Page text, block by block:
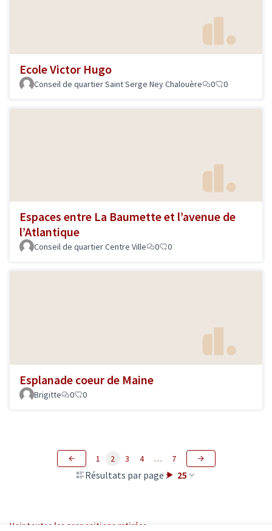
Ecole Victor Hugo
Conseil de quartier Saint Serge Ney Chalouère 0 0
Espaces entre La Baumette et l’avenue de
l’Atlantique
Conseil de quartier Centre Ville 0 0
Esplanade coeur de Maine
Brigitte 0 0
Résultats par page : 25
1 2 3 4 … 7
Voir toutes les propositions retirées